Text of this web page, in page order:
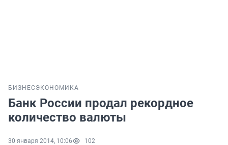
БИЗНЕС ЭКОНОМИКА
Банк России продал рекордное
количество валюты
30 января 2014, 10:06 102